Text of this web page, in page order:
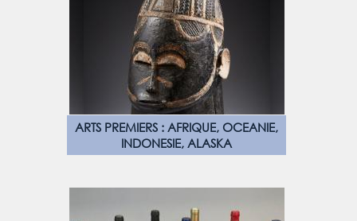
ARTS PREMIERS : AFRIQUE, OCEANIE,
INDONESIE, ALASKA